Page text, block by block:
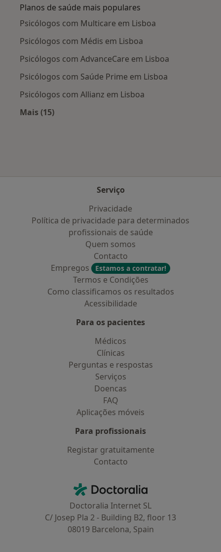
Planos de saúde mais populares
Psicólogos com Multicare em Lisboa
Psicólogos com Médis em Lisboa
Psicólogos com AdvanceCare em Lisboa
Psicólogos com Saúde Prime em Lisboa
Psicólogos com Allianz em Lisboa
Mais (15)
Serviço
Privacidade
Política de privacidade para determinados
profissionais de saúde
Quem somos
Contacto
Empregos
Estamos a contratar!
Termos e Condições
Como classificamos os resultados
Acessibilidade
Para os pacientes
Médicos
Clínicas
Perguntas e respostas
Serviços
Doencas
FAQ
Aplicações móveis
Para profissionais
Registar gratuitamente
Contacto
Doctoralia - Homepage
Doctoralia Internet SL
C/ Josep Pla 2 - Building B2, floor 13
08019 Barcelona, Spain